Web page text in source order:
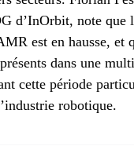
d’InOrbit, note que
est en hausse, et
dans une
cette période
robotique.